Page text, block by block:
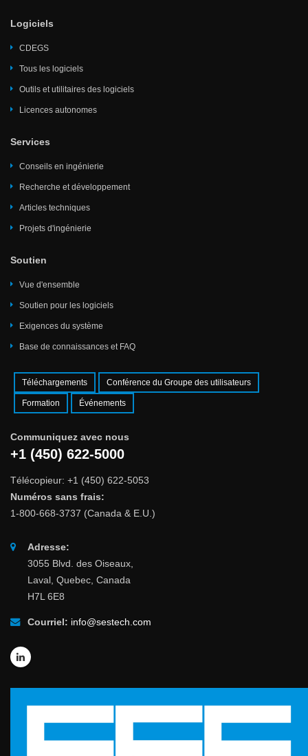
Logiciels
CDEGS
Tous les logiciels
Outils et utilitaires des logiciels
Licences autonomes
Services
Conseils en ingénierie
Recherche et développement
Articles techniques
Projets d'ingénierie
Soutien
Vue d'ensemble
Soutien pour les logiciels
Exigences du système
Base de connaissances et FAQ
Téléchargements Conférence du Groupe des utilisateurs
Formation Événements
Communiquez avec nous
+1 (450) 622-5000
Télécopieur: +1 (450) 622-5053
Numéros sans frais:
1-800-668-3737 (Canada & E.U.)
Adresse:
3055 Blvd. des Oiseaux,
Laval, Quebec, Canada
H7L 6E8
Courriel: info@sestech.com